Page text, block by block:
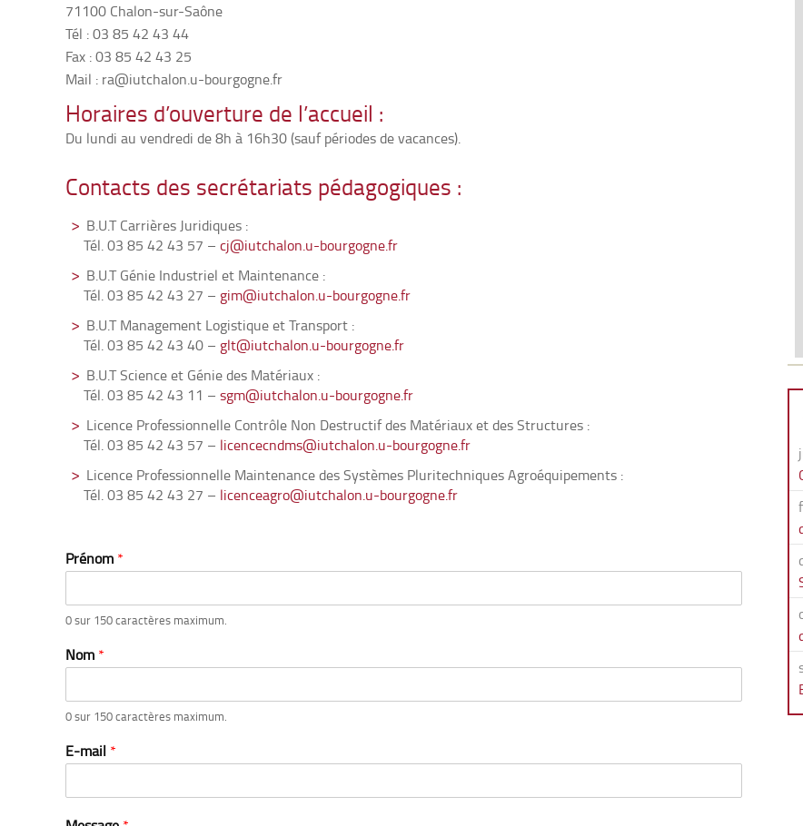
71100 Chalon-sur-Saône
Tél : 03 85 42 43 44
Fax : 03 85 42 43 25
Mail : ra@iutchalon.u-bourgogne.fr
Horaires d’ouverture de l’accueil :
Du lundi au vendredi de 8h à 16h30 (sauf périodes de vacances).
Contacts des secrétariats pédagogiques :
B.U.T Carrières Juridiques :
Tél. 03 85 42 43 57 – cj@iutchalon.u-bourgogne.fr
B.U.T Génie Industriel et Maintenance :
Tél. 03 85 42 43 27 – gim@iutchalon.u-bourgogne.fr
B.U.T Management Logistique et Transport :
Tél. 03 85 42 43 40 – glt@iutchalon.u-bourgogne.fr
B.U.T Science et Génie des Matériaux :
Tél. 03 85 42 43 11 – sgm@iutchalon.u-bourgogne.fr
Licence Professionnelle Contrôle Non Destructif des Matériaux et des Structures :
Tél. 03 85 42 43 57 – licencecndms@iutchalon.u-bourgogne.fr
Licence Professionnelle Maintenance des Systèmes Pluritechniques Agroéquipements :
Tél. 03 85 42 43 27 – licenceagro@iutchalon.u-bourgogne.fr
Prénom *
0 sur 150 caractères maximum.
Nom *
0 sur 150 caractères maximum.
E-mail *